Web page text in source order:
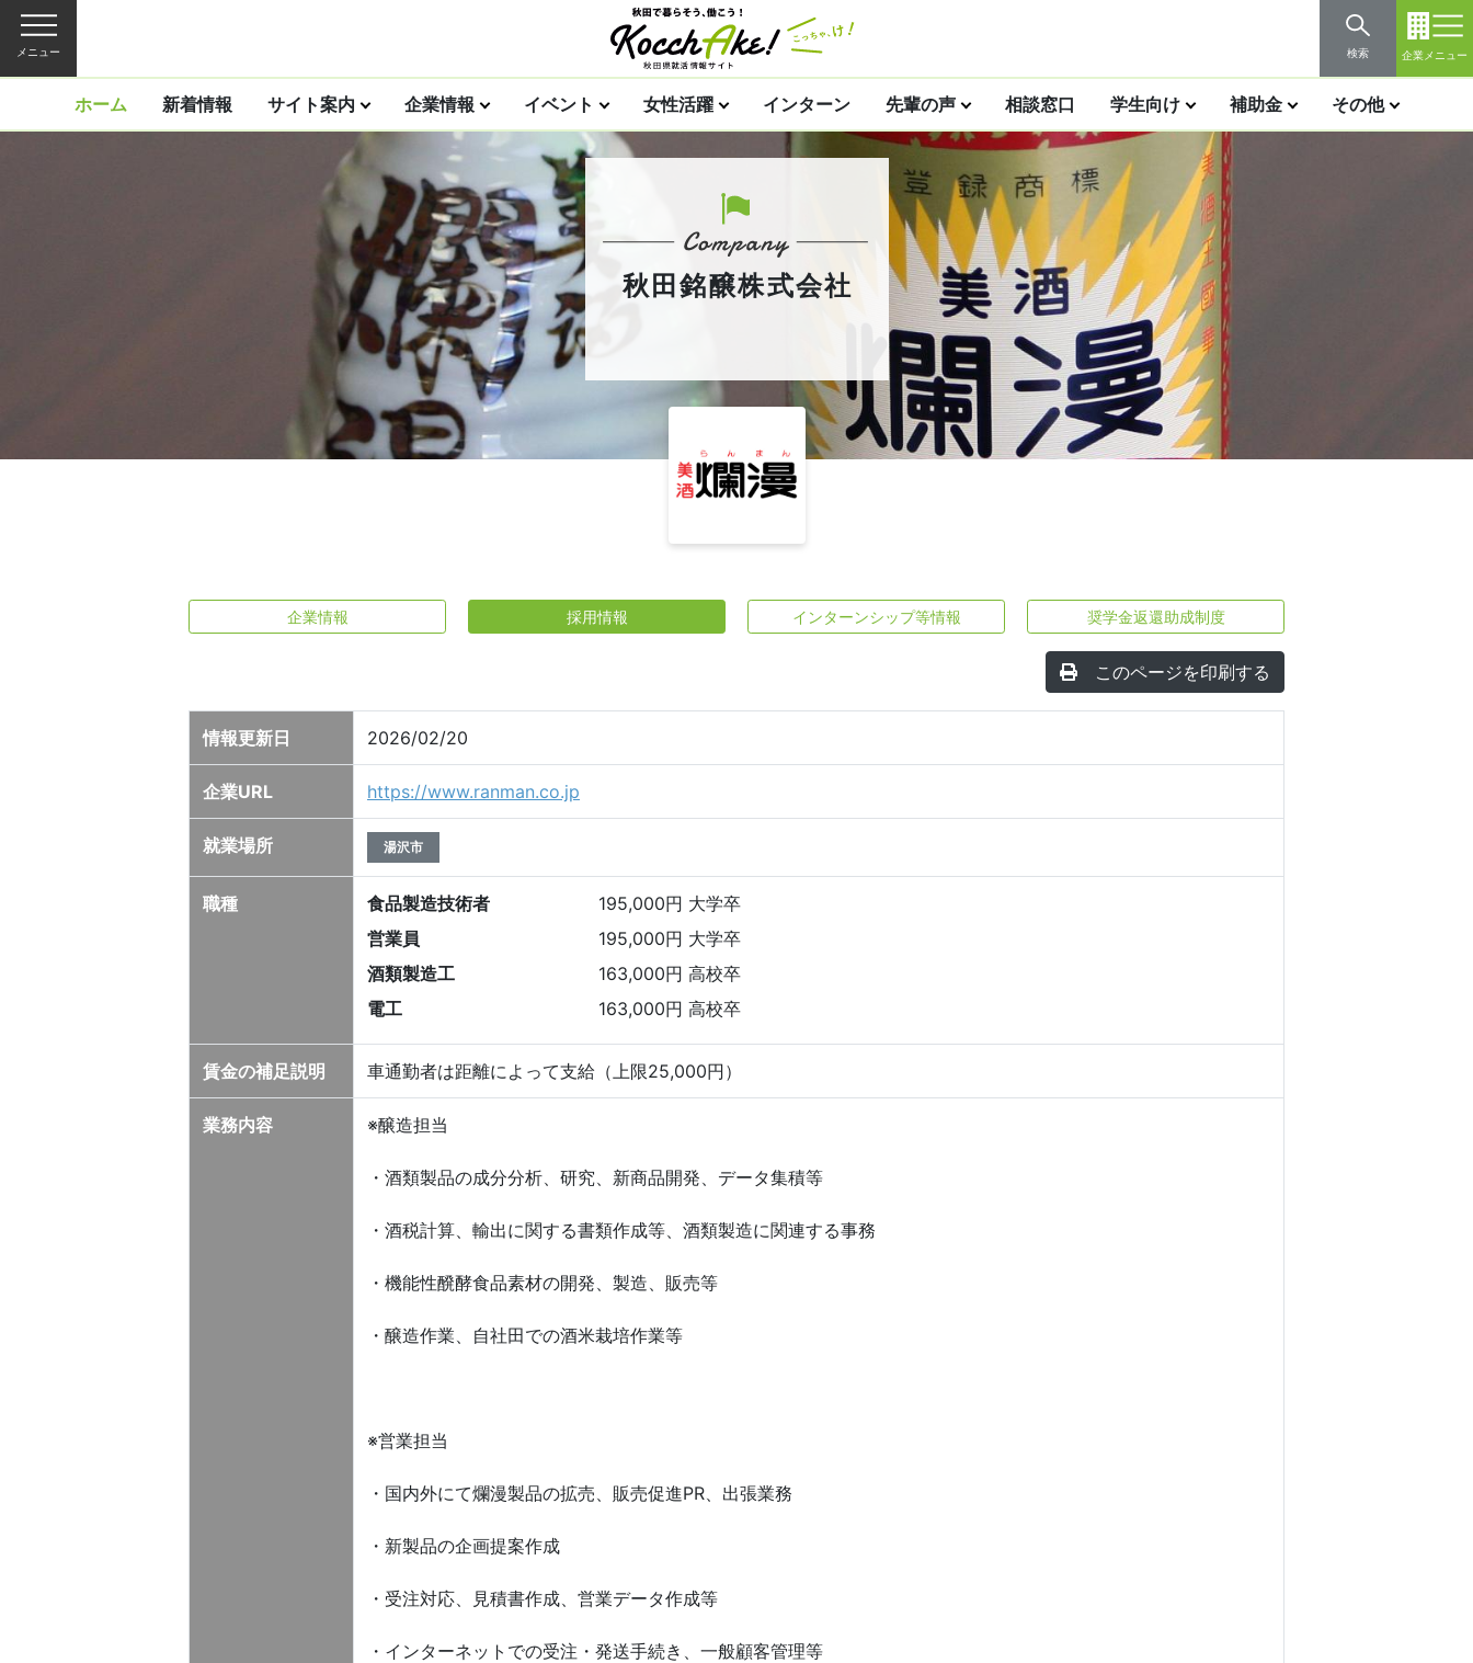
メニュー 検索 企業メニュー
ホーム 新着情報 サイト案内 企業情報 イベント 女性活躍 インターン 先輩の声 相談窓口 学生向け 補助金 その他
秋田銘醸株式会社
企業情報 採用情報 インターンシップ等情報 奨学金返還助成制度
このページを印刷する
情報更新日 2026/02/20
企業URL https://www.ranman.co.jp
就業場所 湯沢市
職種 食品製造技術者
195,000円 大学卒
営業員
195,000円 大学卒
酒類製造工
163,000円 高校卒
電工
163,000円 高校卒
賃金の補足説明 車通勤者は距離によって支給（上限25,000円）
業務内容 ※醸造担当
・酒類製品の成分分析、研究、新商品開発、データ集積等
・酒税計算、輸出に関する書類作成等、酒類製造に関連する事務
・機能性醗酵食品素材の開発、製造、販売等
・醸造作業、自社田での酒米栽培作業等
※営業担当
・国内外にて爛漫製品の拡売、販売促進PR、出張業務
・新製品の企画提案作成
・受注対応、見積書作成、営業データ作成等
・インターネットでの受注・発送手続き、一般顧客管理等